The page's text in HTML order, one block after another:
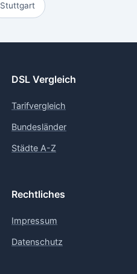
Stuttgart
DSL Vergleich
Tarifvergleich
Bundesländer
Städte A-Z
Rechtliches
Impressum
Datenschutz